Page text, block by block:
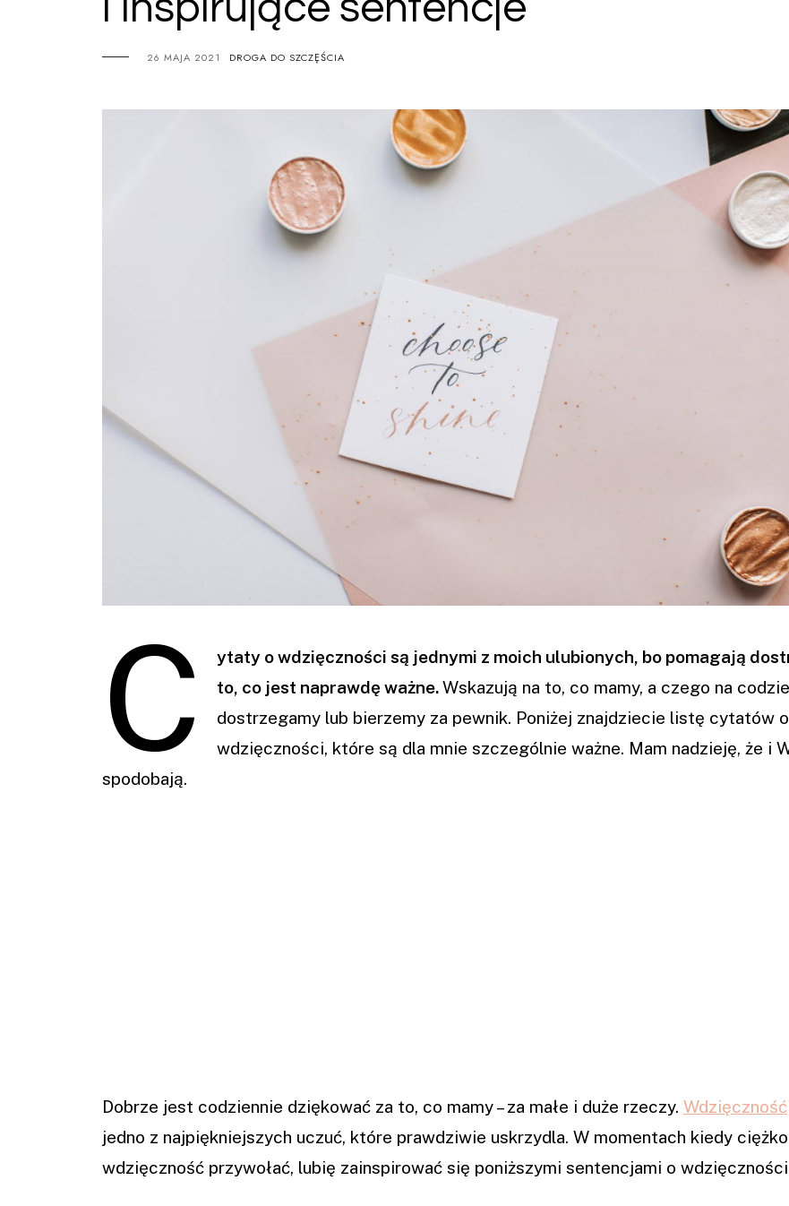
26 MAJA 2021 DROGA DO SZCZĘŚCIA
C
ytaty o wdzięczności są jednymi z moich ulubionych, bo pomagają
to, co jest naprawdę ważne.Wskazują na to, co mamy, a czego na
dostrzegamy lub bierzemy za pewnik. Poniżej znajdziecie listę cytatów o
wdzięczności, które są dla mnie szczególnie ważne. Mam nadzieję, że i
spodobają.
Dobrze jest codziennie dziękować za to, co mamy – za małe i duże rzeczy. Wdzięczność
jedno z najpiękniejszych uczuć, które prawdziwie uskrzydla. W momentach kiedy
wdzięczność przywołać, lubię zainspirować się poniższymi sentencjami o